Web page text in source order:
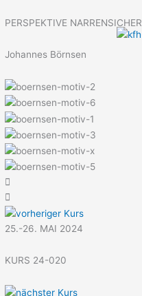
Inhalt
PERSPEKTIVE NARRENSICHER
Johannes Börnsen
25.-26. MAI 2024
KURS 24-020